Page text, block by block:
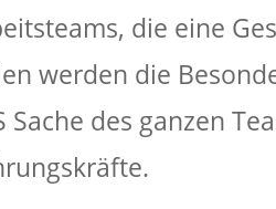
die eine
werden die
Sache des ganzen